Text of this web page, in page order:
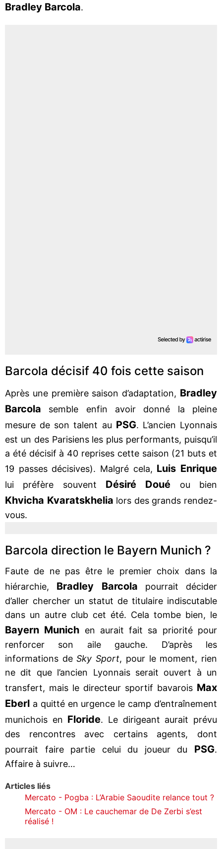
Bradley Barcola.
Barcola décisif 40 fois cette saison
Après une première saison d’adaptation, Bradley
Barcola semble enfin avoir donné la pleine
mesure de son talent au PSG. L’ancien Lyonnais
est un des Parisiens les plus performants, puisqu’il
a été décisif à 40 reprises cette saison (21 buts et
19 passes décisives). Malgré cela, Luis Enrique
lui préfère souvent Désiré Doué ou bien
Khvicha Kvaratskhelia lors des grands rendez-
vous.
Barcola direction le Bayern Munich ?
Faute de ne pas être le premier choix dans la
hiérarchie, Bradley Barcola
pourrait décider
d’aller chercher un statut de titulaire indiscutable
dans un autre club cet été. Cela tombe bien, le
Bayern Munich en aurait fait sa priorité pour
renforcer son aile gauche. D’après les
informations deSky Sport, pour le moment, rien
ne dit que l’ancien Lyonnais serait ouvert à un
transfert, mais le directeur sportif bavarois Max
Eberl a quitté en urgence le camp d’entraînement
munichois en Floride. Le dirigeant aurait prévu
des rencontres avec certains agents, dont
pourrait faire partie celui du joueur du PSG.
Affaire à suivre…
Articles liés
Mercato - Pogba : L’Arabie Saoudite relance tout ?
Mercato - OM : Le cauchemar de De Zerbi s’est
réalisé !